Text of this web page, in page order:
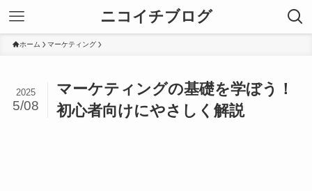
ニコイチブログ
ホーム マーケティング
マーケティングの基礎を学ぼう！
初心者向けにやさしく解説
2025
5/08